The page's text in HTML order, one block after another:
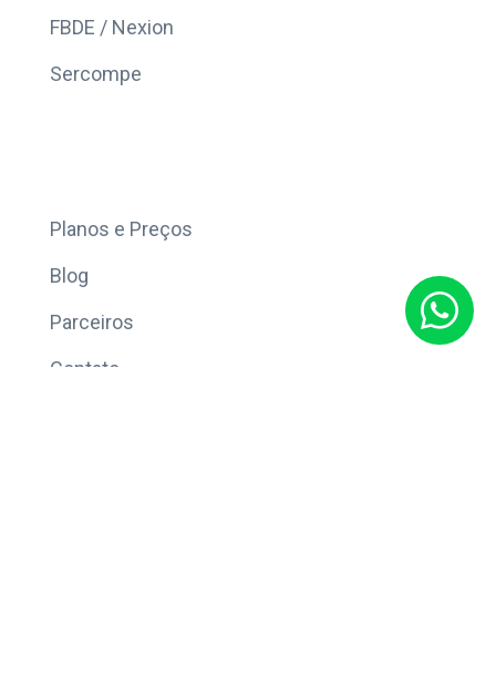
FBDE / Nexion
Sercompe
Planos e Preços
Blog
Parceiros
Contato